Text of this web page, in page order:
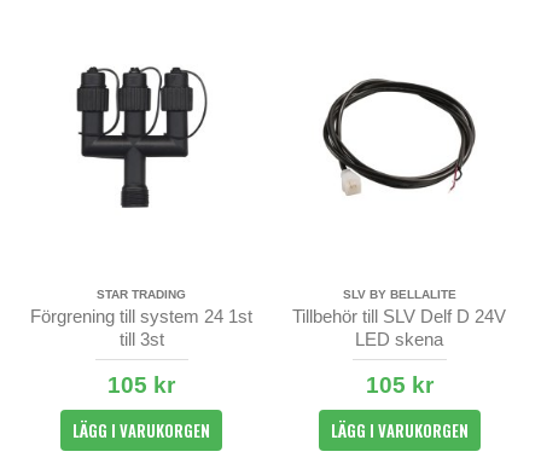
STAR TRADING
Förgrening till system 24 1st
till 3st
105 kr
LÄGG I VARUKORGEN
SLV BY BELLALITE
Tillbehör till SLV Delf D 24V
LED skena
105 kr
LÄGG I VARUKORGEN